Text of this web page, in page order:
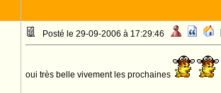
Posté le 29-09-2006 à 17:29:46
oui très belle vivement les prochaines